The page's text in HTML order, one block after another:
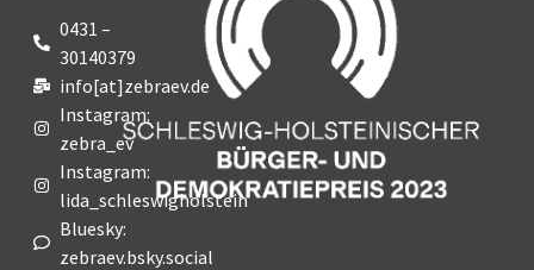
0431 –
30140379
info[at]zebraev.de
Instagram:
zebra_ev
Instagram:
lida_schleswigholstein
Bluesky:
zebraev.bsky.social